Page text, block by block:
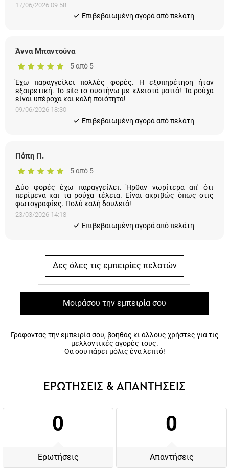
17/06/2026 09:58
Eπιβεβαιωμένη αγορά από πελάτη
Άννα Μπαντούνα
5 από 5
Έχω παραγγείλει πολλές φορές. Η εξυπηρέτηση ήταν
εξαιρετική. Το site το συστήνω με κλειστά ματιά! Τα ρούχα
είναι υπέροχα και καλή ποιότητα!
09/06/2026 18:30
Eπιβεβαιωμένη αγορά από πελάτη
Πόπη Π.
5 από 5
Δύο φορές έχω παραγγείλει. Ήρθαν νωρίτερα απ' ότι
περίμενα και τα ρούχα τέλεια. Είναι ακριβώς όπως στις
φωτογραφίες. Πολύ καλή δουλειά!
23/03/2026 14:18
Eπιβεβαιωμένη αγορά από πελάτη
Δες όλες τις εμπειρίες πελατών
Μοιράσου την εμπειρία σου
Γράφοντας την εμπειρία σου, βοηθάς κι άλλους χρήστες για τις
μελλοντικές αγορές τους.
Θα σου πάρει μόλις ένα λεπτό!
ΕΡΩΤΗΣΕΙΣ & ΑΠΑΝΤΗΣΕΙΣ
0
Ερωτήσεις
0
Απαντήσεις